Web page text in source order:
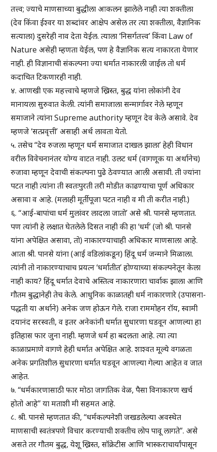
तत्त्व; ज्याचे माणसाच्या बुद्धीला आकलन झालेले नाही त्या शक्तीला
(देव किंवा ईश्वर या शब्दांवर आक्षेप असेल तर त्या शक्तीला, वैज्ञानिक
सत्याला) दुसरेही नाव देता येईल. त्याला ‘निसर्गतत्त्व’ किंवा Law of
Nature असेही म्हणता येईल, पण हे वैज्ञानिक सत्य नाकारता येणार
नाही. ही विज्ञानाची संकल्पना ज्या धर्मात नाकारली जाईल तो धर्म
कदाचित टिकणारही नाही.
४. आणखी एक महत्त्वाचे म्हणजे ख्रिस्त, बुद्ध यांना लोकांनी देव
मानायला सुरुवात केली. त्यांनी समाजाला सन्मार्गावर नेले म्हणून
समाजाने त्यांना Supreme authority म्हणून देव केले असावे. देव
म्हणजे ‘सत्प्रवृत्ती’ असाही अर्थ लावता येतो.
५. तसेच “देव रुजला म्हणून धर्म समाजात दाखल झाला’ हेही विधान
वरील विवेचनानंतर योग्य वाटत नाही. उलट धर्म (वागणूक या अर्थानेच)
रुजावा म्हणून देवाची संकल्पना पुढे ठेवण्यात आली असावी. ती ज्यांना
पटत नाही त्यांना ती स्वतःपुरती तरी मोडीत काढण्याचा पूर्ण अधिकार
असावा व आहे. (मलाही मूर्तीपूजा पटत नाही व मी ती करीत नाही.)
६. “आई-बापांचा धर्म मुलांवर लादला जातो’ असे श्री. पानसे म्हणतात.
पण त्यांनी हे लक्षात घेतलेले दिसत नाही की हा ‘धर्म’ (जो श्री. पानसे
यांना अपेक्षित असावा, तो) नाकारण्याचाही अधिकार माणसाला आहे.
आता श्री. पानसे यांना (आई वडिलांकडून) हिंदू धर्म जन्माने मिळाला.
त्यांनी तो नाकारण्याचाच प्रयत्न ‘धर्मातीत’ होण्याच्या संकल्पनेतून केला
नाही काय? हिंदू धर्मात देवाचे अस्तित्व नाकारणारा चार्वाक झाला आणि
गौतम बुद्धानेही तेच केले. आधुनिक काळातही धर्म नाकारणारे (उपासना-
पद्धती या अर्थाने) अनेक जण होऊन गेले. राजा राममोहन रॉय, स्वामी
दयानंद सरस्वती, व इतर अनेकांनी धर्मात सुधारणा घडवून आणल्या हा
इतिहास फार जुना नाही. म्हणजे धर्म हा बदलता आहे. त्या त्या
काळाप्रमाणे वागणे हेही धर्मात अपेक्षित आहे. शाश्वत मूल्ये वगळता
अनेक प्रगतिशील सुधारणा धर्मात घडवून आणल्या गेल्या आहेत व जात
आहेत.
७. “धर्मकारणासाठी फार मोठा जागतिक वेळ, पैसा विनाकारण खर्च
होतो आहे” या मताशी मी सहमत आहे.
८. श्री. पानसे म्हणतात की, “धर्मकल्पनेशी जखडलेल्या अवस्थेत
माणसाची स्वतंत्रपणे विचार करण्याची शक्तीच लोप पावू लागते”. असे
असते तर गौतम बुद्ध, येशू ख्रिस्त, सॉक्रेटीस आणि भास्कराचार्यांपासून